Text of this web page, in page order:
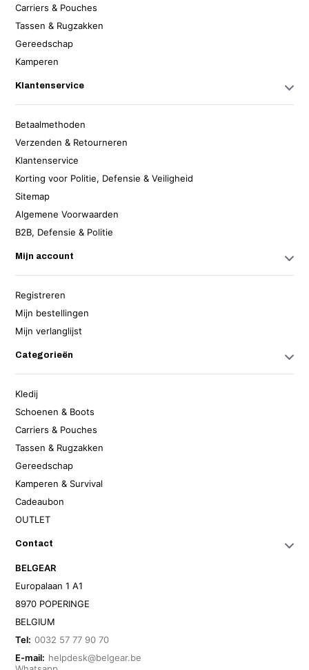
Carriers & Pouches
Tassen & Rugzakken
Gereedschap
Kamperen
Klantenservice
Betaalmethoden
Verzenden & Retourneren
Klantenservice
Korting voor Politie, Defensie & Veiligheid
Sitemap
Algemene Voorwaarden
B2B, Defensie & Politie
Mijn account
Registreren
Mijn bestellingen
Mijn verlanglijst
Categorieën
Kledij
Schoenen & Boots
Carriers & Pouches
Tassen & Rugzakken
Gereedschap
Kamperen & Survival
Cadeaubon
OUTLET
Contact
BELGEAR
Europalaan 1 A1
8970 POPERINGE
BELGIUM
Tel: 0032 57 77 90 70
E-mail: helpdesk@belgear.be